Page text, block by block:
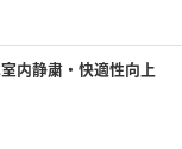
内静粛・快適性向上